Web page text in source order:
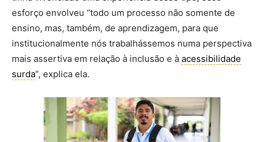
esforço envolveu “todo um processo não somente de
ensino, mas, também, de aprendizagem, para que
institucionalmente nós trabalhássemos numa perspectiva
mais assertiva em relação à inclusão e à acessibilidade
surda”, explica ela.